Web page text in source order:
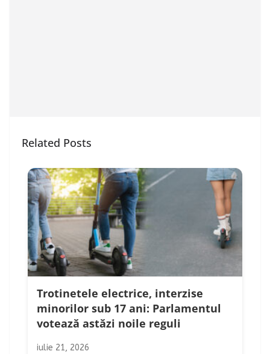
Related Posts
Trotinetele electrice, interzise
minorilor sub 17 ani: Parlamentul
votează astăzi noile reguli
iulie 21, 2026